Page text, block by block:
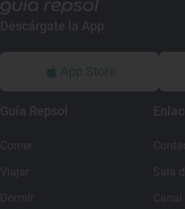
Descárgate la App
App Store
Guía Repsol
Comer
Viajar
Dormir
Sala
Canal